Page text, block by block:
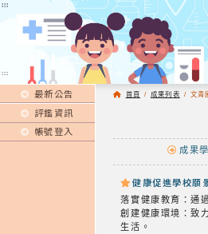
:::
:::
最新公告
評鑑資訊
帳號登入
首頁 / 成果列表 / 文青
成果
健康促進學校願
落實健康教育：通
創建健康環境：致
生活。
:::